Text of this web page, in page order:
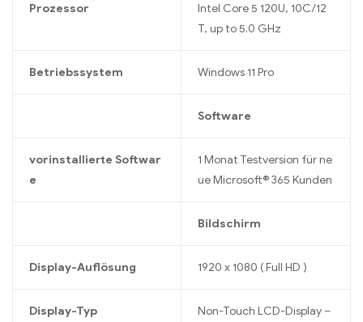
Prozessor
Intel Core 5 120U, 10C/12
T, up to 5.0 GHz
Betriebssystem Windows 11 Pro
Software
vorinstallierte Softwar
e
1 Monat Testversion für ne
ue Microsoft® 365 Kunden
Bildschirm
Display-Auflösung 1920 x 1080 ( Full HD )
Display-Typ
Non-Touch LCD-Display –